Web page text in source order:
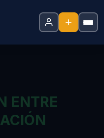
ENTRE